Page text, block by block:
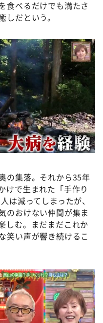
食べるだけでも満たさ
だという。
©ABCテレビ
の集落。それから35年
けで生まれた「手作り
は減ってしまったが、
のおけない仲間が集ま
しむ。まだまだこれか
笑い声が響き続けるこ